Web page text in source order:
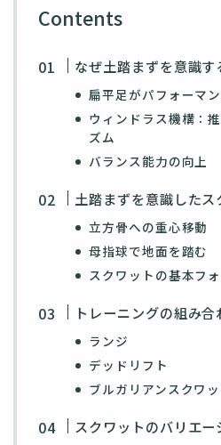
Contents
なぜ土踏まずを意識す
扁平足がパフォーマ
ウィンドラス機構：
ズム
バランス能力の向上
土踏まずを意識した
立方骨への重心移動
母指球で地面を踏む
スクワットの基本フ
トレーニングの組み合
ランジ
デッドリフト
ブルガリアンスクワッ
スクワットのバリエー